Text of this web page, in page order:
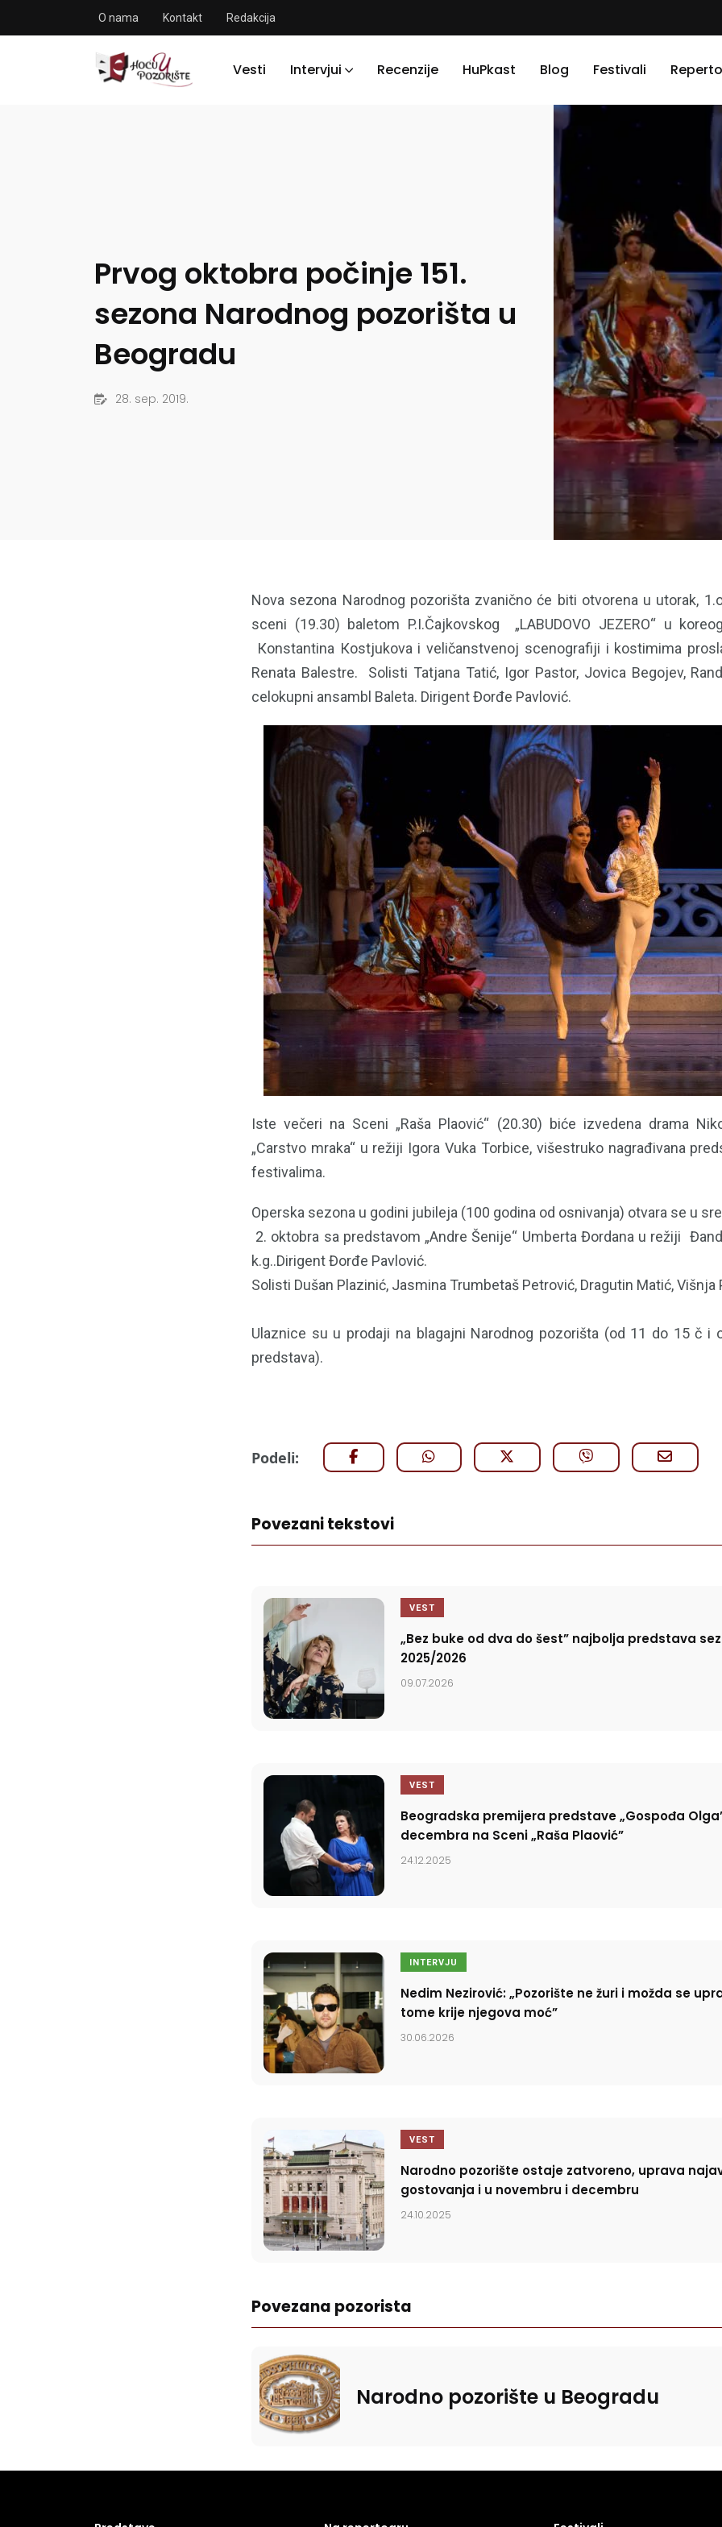
O nama Kontakt Redakcija
Vesti Intervjui Recenzije HuPkast Blog Festivali
Prvog oktobra počinje 151.
sezona Narodnog pozorišta u
Beogradu
28. sep. 2019.
Nova sezona Narodnog pozorišta zvanično će biti otvorena u utorak,
sceni (19.30) baletom P.I.Čajkovskog „LABUDOVO JEZERO“ u
Кonstantina Кostjukova i veličanstvenoj scenografiji i kostimima
Renata Balestre. Solisti Tatjana Tatić, Igor Pastor, Jovica Begojev,
celokupni ansambl Baleta. Dirigent Đorđe Pavlović.
Iste večeri na Sceni „Raša Plaović“ (20.30) biće izvedena drama
„Carstvo mraka“ u režiji Igora Vuka Torbice, višestruko nagrađivana
festivalima.
Operska sezona u godini jubileja (100 godina od osnivanja) otvara se u
2. oktobra sa predstavom „Andre Šenije“ Umberta Đordana u režiji
k.g..Dirigent Đorđe Pavlović.
Solisti Dušan Plazinić, Jasmina Trumbetaš Petrović, Dragutin Matić, Višnja
Ulaznice su u prodaji na blagajni Narodnog pozorišta (od 11 do 15 č i
predstava).
Podeli:
Povezani tekstovi
VEST
„Bez buke od dva do šest” najbolja predstava
2025/2026
09.07.2026
VEST
Beogradska premijera predstave „Gospođa
decembra na Sceni „Raša Plaović”
24.12.2025
INTERVJU
Nedim Nezirović: „Pozorište ne žuri i možda se
tome krije njegova moć”
30.06.2026
VEST
Narodno pozorište ostaje zatvoreno, uprava
gostovanja i u novembru i decembru
24.10.2025
Povezana pozorista
Narodno pozorište u Beogradu